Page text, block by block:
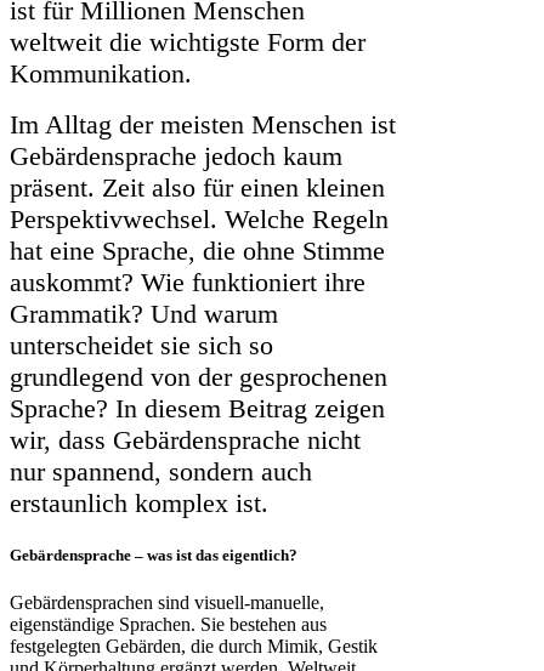
ist für Millionen Menschen
weltweit die wichtigste Form der
Kommunikation.
Im Alltag der meisten Menschen ist
Gebärdensprache jedoch kaum
präsent. Zeit also für einen kleinen
Perspektivwechsel. Welche Regeln
hat eine Sprache, die ohne Stimme
auskommt? Wie funktioniert ihre
Grammatik? Und warum
unterscheidet sie sich so
grundlegend von der gesprochenen
Sprache? In diesem Beitrag zeigen
wir, dass Gebärdensprache nicht
nur spannend, sondern auch
erstaunlich komplex ist.
Gebärdensprache – was ist das eigentlich?
Gebärdensprachen sind visuell-manuelle,
eigenständige Sprachen. Sie bestehen aus
festgelegten Gebärden, die durch Mimik, Gestik